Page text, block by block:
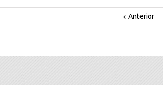
Anterior